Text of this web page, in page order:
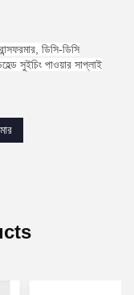
ডিসি-ডিসি
সুইচিং পাওয়ার সাপ্লাই